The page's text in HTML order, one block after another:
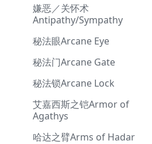
嫌恶／关怀术
Antipathy/Sympathy
秘法眼Arcane Eye
秘法门Arcane Gate
秘法锁Arcane Lock
艾嘉西斯之铠Armor of
Agathys
哈达之臂Arms of Hadar